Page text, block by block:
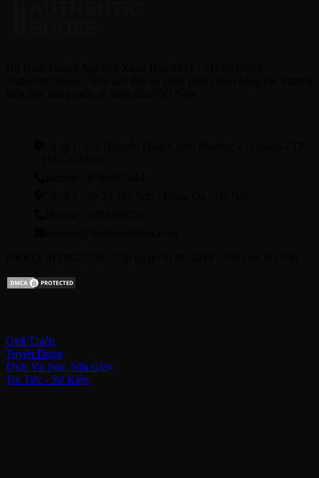
Giới Thiệu
Tuyển Dụng
Dịch Vụ Spa, Sửa Giày
Tin Tức - Sự Kiện